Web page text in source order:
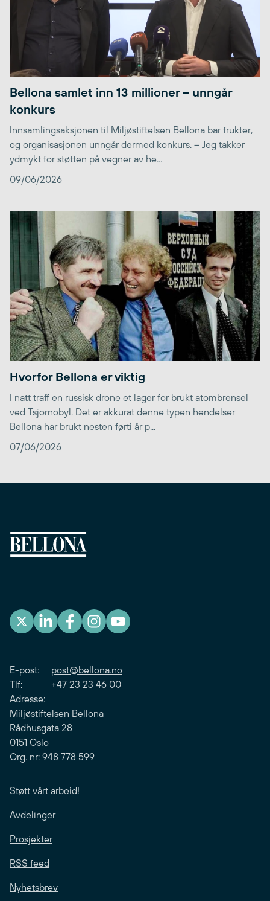
Bellona samlet inn 13 millioner – unngår
konkurs
Innsamlingsaksjonen til Miljøstiftelsen Bellona bar frukter,
og organisasjonen unngår dermed konkurs. – Jeg takker
ydmykt for støtten på vegner av he...
09/06/2026
Hvorfor Bellona er viktig
I natt traff en russisk drone et lager for brukt atombrensel
ved Tsjornobyl. Det er akkurat denne typen hendelser
Bellona har brukt nesten førti år p...
07/06/2026
E-post: post@bellona.no
Tlf: +47 23 23 46 00
Adresse:
Miljøstiftelsen Bellona
Rådhusgata 28
0151 Oslo
Org. nr: 948 778 599
Støtt vårt arbeid!
Avdelinger
Prosjekter
RSS feed
Nyhetsbrev